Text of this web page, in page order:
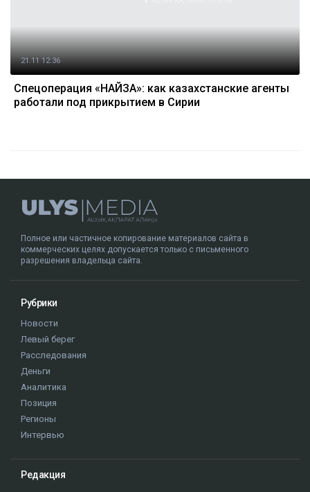
21.11 12:36
Спецоперация «НАЙЗА»: как казахстанские агенты
работали под прикрытием в Сирии
Полное или частичное копирование материалов сайта в
коммерческих целях допускается только с письменного
разрешения владельца сайта.
Рубрики
Новости
Левый берег
Расследования
Деньги
Аналитика
Позиция
Регионы
Интервью
Редакция